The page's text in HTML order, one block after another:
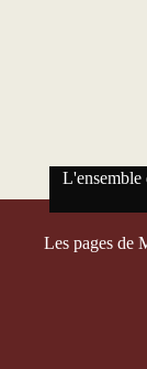
L'ensemble
Les pages de